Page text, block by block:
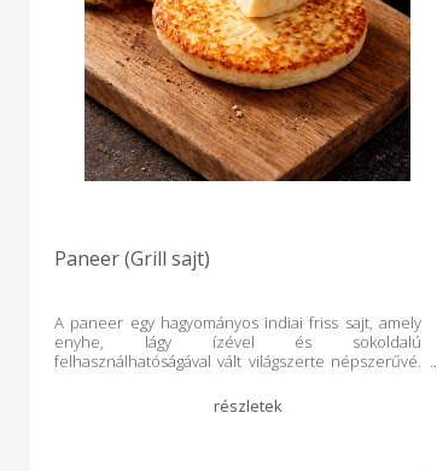
Paneer (Grill sajt)
A paneer egy hagyományos indiai friss sajt, amely
enyhe, lágy ízével és sokoldalú
felhasználhatóságával vált világszerte népszerűvé.
fűszeres ételekhez, mivel hő hatására sem olvad
meg. Fehérjében gazdag, friss tehéntejből készülő